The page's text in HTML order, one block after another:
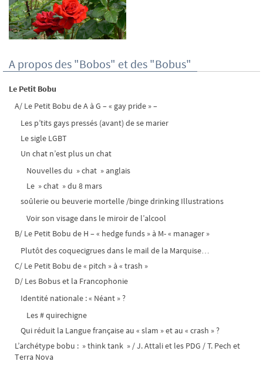
A propos des "Bobos" et des "Bobus"
Le Petit Bobu
A/ Le Petit Bobu de A à G – « gay pride » –
Les p’tits gays pressés (avant) de se marier
Le sigle LGBT
Un chat n’est plus un chat
Nouvelles du » chat » anglais
Le » chat » du 8 mars
soûlerie ou beuverie mortelle /binge drinking Illustrations
Voir son visage dans le miroir de l’alcool
B/ Le Petit Bobu de H – « hedge funds » à M- « manager »
Plutôt des coquecigrues dans le mail de la Marquise…
C/ Le Petit Bobu de « pitch » à « trash »
D/ Les Bobus et la Francophonie
Identité nationale : « Néant » ?
Les # quirechigne
Qui réduit la Langue française au « slam » et au « crash » ?
L’archétype bobu : » think tank » / J. Attali et les PDG / T. Pech et
Terra Nova